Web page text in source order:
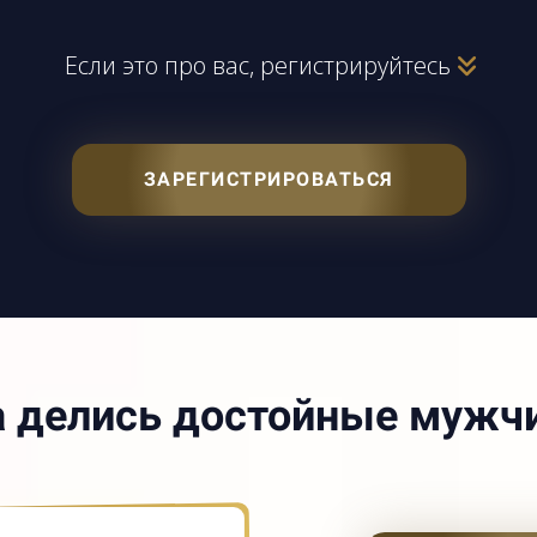
Если это про вас, регистрируйтесь
ЗАРЕГИСТРИРОВАТЬСЯ
делись достойные